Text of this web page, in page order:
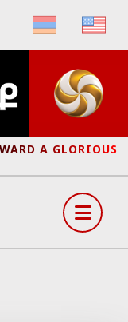
A GLORIOUS